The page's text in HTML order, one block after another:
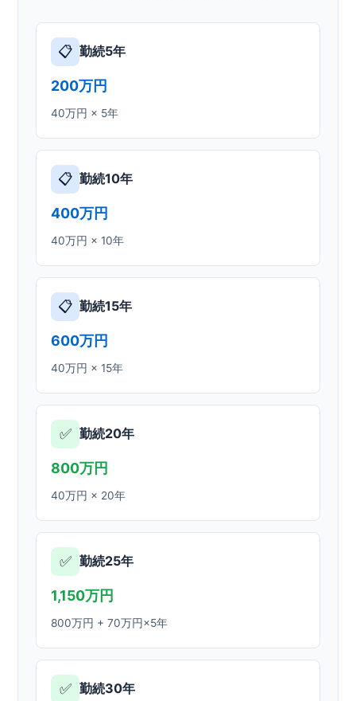
📋 勤続5年
200万円
40万円 × 5年
📋 勤続10年
400万円
40万円 × 10年
📋 勤続15年
600万円
40万円 × 15年
✅ 勤続20年
800万円
40万円 × 20年
✅ 勤続25年
1,150万円
800万円 + 70万円×5年
✅ 勤続30年